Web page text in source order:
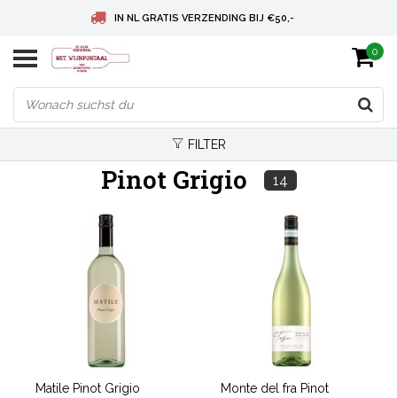
IN NL GRATIS VERZENDING BIJ €50,-
BELGIE GRATIS VERZENDING BIJ € 75
DEUTSCHLAND VERSANDKOSTENFREI AB € 75
0
FILTER
Pinot Grigio 14
Matile Pinot Grigio
Monte del fra Pinot